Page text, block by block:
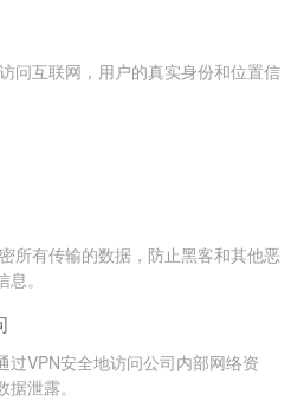
问互联网，用户的真实身份和位置信
所有传输的数据，防止黑客和其他恶
。
过VPN安全地访问公司内部网络资
泄露。